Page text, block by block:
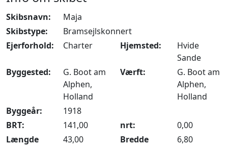
Skibsnavn:
Maja
Skibstype:
Bramsejlskonnert
Ejerforhold:
Charter Hjemsted:
Hvide
Sande
Byggested:
G. Boot am
Alphen,
Holland
Værft:
G. Boot am
Alphen,
Holland
Byggeår:
1918
BRT:
141,00 nrt:
0,00
Længde
43,00
Bredde
6,80